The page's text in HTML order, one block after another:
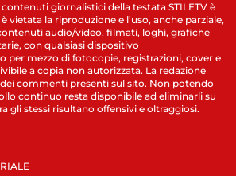
giornalistici della testata STILETV è
vietata la riproduzione e l’uso, anche parziale,
audio/video, filmati, loghi, grafiche
con qualsiasi dispositivo
per mezzo di fotocopie, registrazioni, cover e
a copia non autorizzata. La redazione
commenti presenti sul sito. Non potendo
continuo resta disponibile ad eliminarli su
gli stessi risultano offensivi e oltraggiosi.